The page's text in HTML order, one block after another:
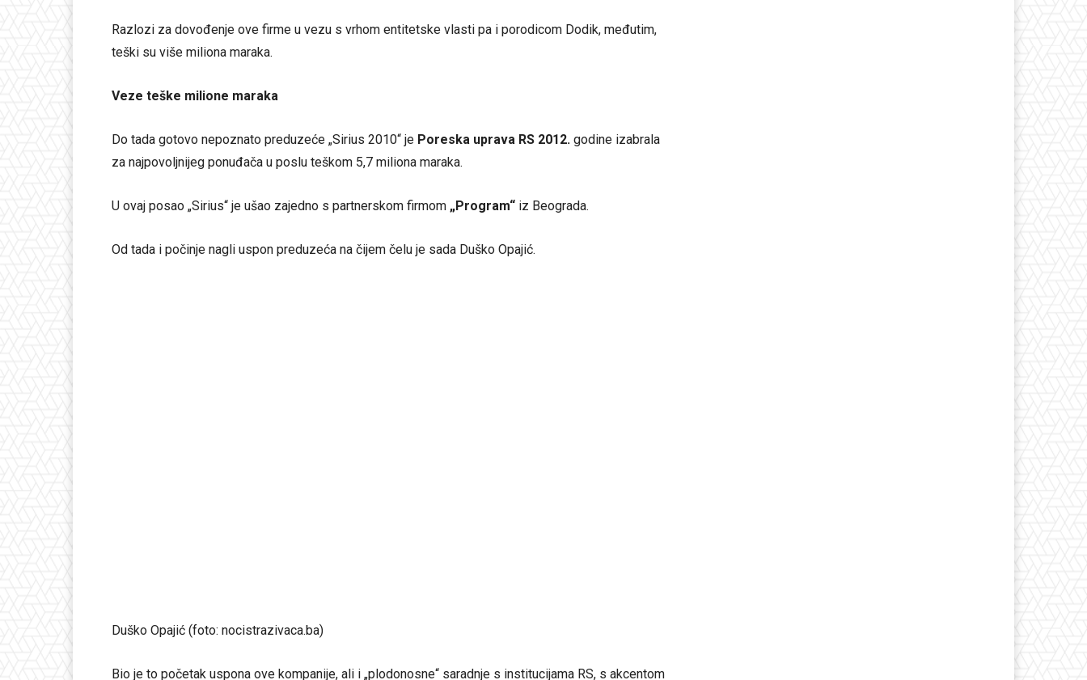
Razlozi za dovođenje ove firme u vezu s vrhom entitetske vlasti pa i porodicom Dodik, međutim,
teški su više miliona maraka.
Veze teške milione maraka
Do tada gotovo nepoznato preduzeće „Sirius 2010“ je Poreska uprava RS 2012. godine izabrala
za najpovoljnijeg ponuđača u poslu teškom 5,7 miliona maraka.
U ovaj posao „Sirius“ je ušao zajedno s partnerskom firmom „Program“ iz Beograda.
Od tada i počinje nagli uspon preduzeća na čijem čelu je sada Duško Opajić.
Milorad Dodiknikada nije demantovao veze svog sina s „Prointerom“. Naprotiv, on je odgovarajući